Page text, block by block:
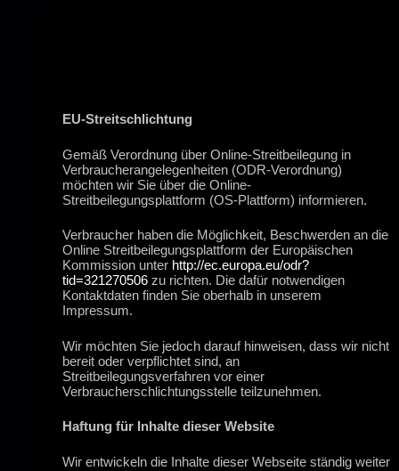
EU-Streitschlichtung
Gemäß Verordnung über Online-Streitbeilegung in
Verbraucherangelegenheiten (ODR-Verordnung)
möchten wir Sie über die Online-
Streitbeilegungsplattform (OS-Plattform) informieren.
Verbraucher haben die Möglichkeit, Beschwerden an die
Online Streitbeilegungsplattform der Europäischen
Kommission unter http://ec.europa.eu/odr?
tid=321270506 zu richten. Die dafür notwendigen
Kontaktdaten finden Sie oberhalb in unserem
Impressum.
Wir möchten Sie jedoch darauf hinweisen, dass wir nicht
bereit oder verpflichtet sind, an
Streitbeilegungsverfahren vor einer
Verbraucherschlichtungsstelle teilzunehmen.
Haftung für Inhalte dieser Website
Wir entwickeln die Inhalte dieser Webseite ständig weiter